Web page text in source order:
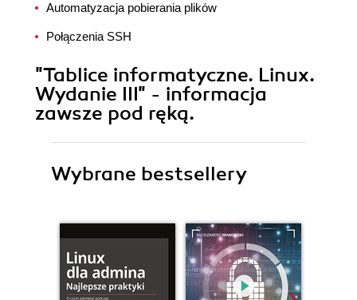
Automatyzacja pobierania plików
Połączenia SSH
"Tablice informatyczne. Linux.
Wydanie III" - informacja
zawsze pod ręką.
Wybrane bestsellery